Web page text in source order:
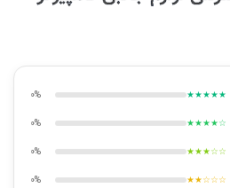
★★★★★
0%
★★★★☆
0%
★★★☆☆
0%
★★☆☆☆
0%